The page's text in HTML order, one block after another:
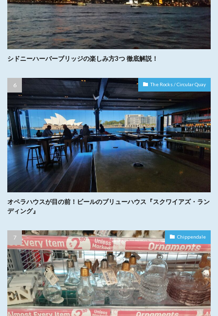
シドニーハーバーブリッジの楽しみ方3つ 徹底解説！
The Rocks / Circular Quay
オペラハウスが目の前！ビールのブリューハウス『スクワイアズ・ラン
ディング』
Chippendale